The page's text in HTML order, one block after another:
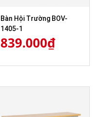
Bàn Hội Trường BOV-
1405-1
839.000₫